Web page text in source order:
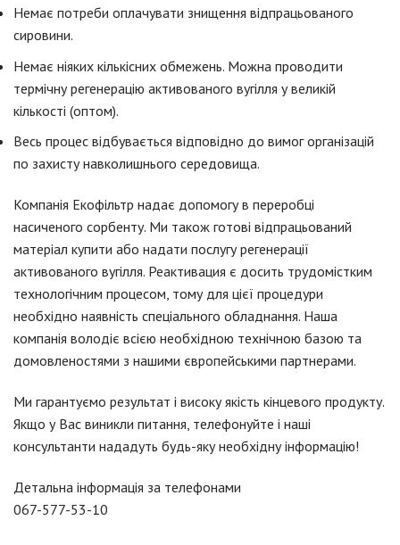
Немає потреби оплачувати знищення відпрацьованого
сировини.
Немає ніяких кількісних обмежень. Можна проводити
термічну регенерацію активованого вугілля у великій
кількості (оптом).
Весь процес відбувається відповідно до вимог організацій
по захисту навколишнього середовища.
Компанія Екофільтр надає допомогу в переробці
насиченого сорбенту. Ми також готові відпрацьований
матеріал купити або надати послугу регенерації
активованого вугілля. Реактивация є досить трудомістким
технологічним процесом, тому для цієї процедури
необхідно наявність спеціального обладнання. Наша
компанія володіє всією необхідною технічною базою та
домовленостями з нашими європейськими партнерами.
Ми гарантуємо результат і високу якість кінцевого продукту.
Якщо у Вас виникли питання, телефонуйте і наші
консультанти нададуть будь-яку необхідну інформацію!
Детальна інформація за телефонами
067-577-53-10